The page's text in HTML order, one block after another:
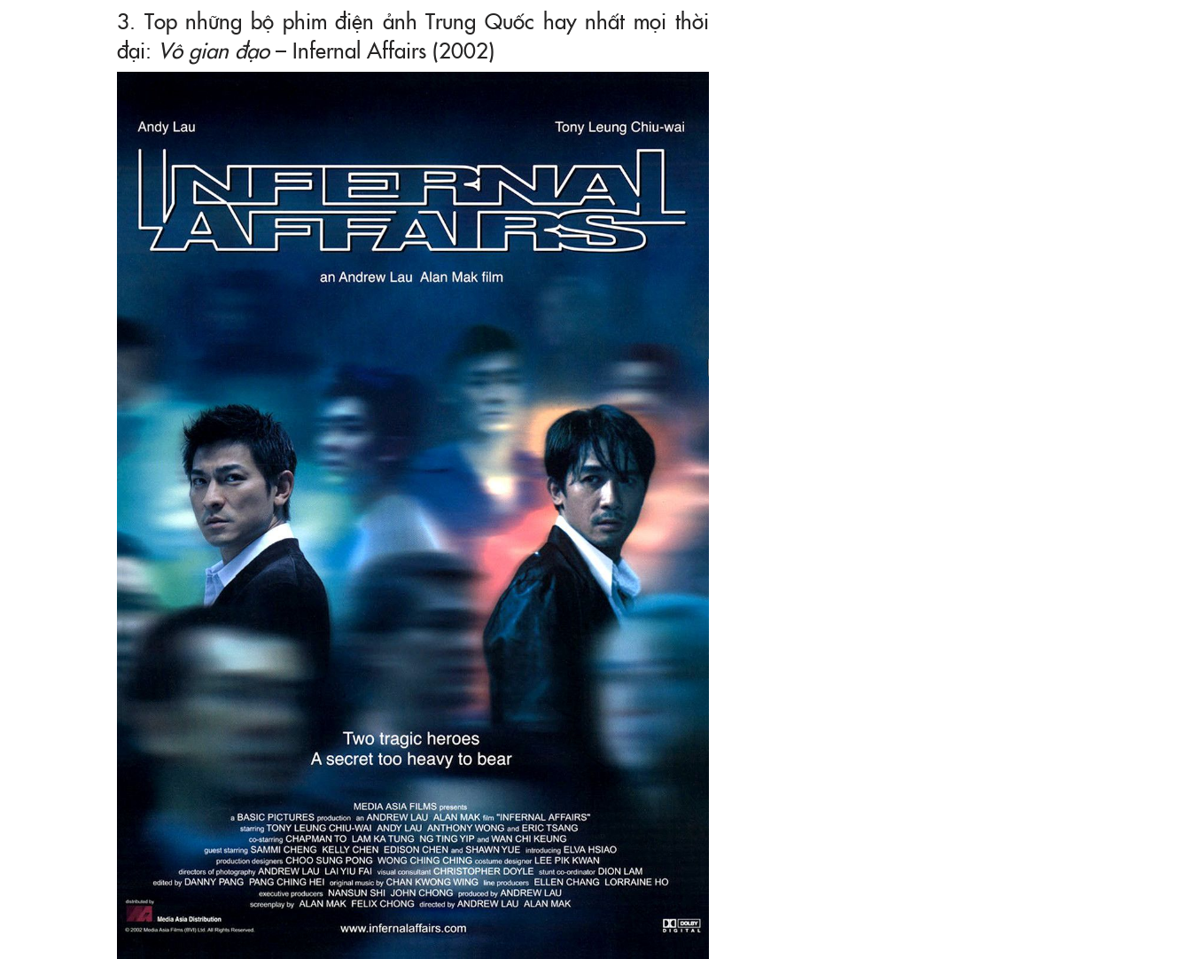
3. Top những bộ phim điện ảnh Trung Quốc hay nhất mọi thời
đại: Vô gian đạo– Infernal Affairs (2002)